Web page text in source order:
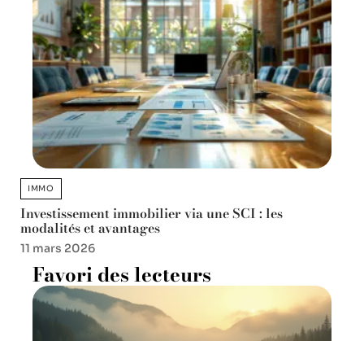
IMMO
Investissement immobilier via une SCI : les
modalités et avantages
11 mars 2026
Favori des lecteurs